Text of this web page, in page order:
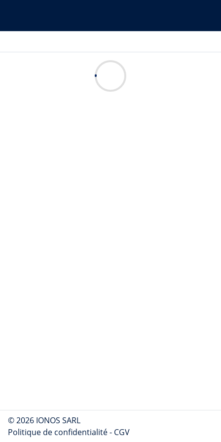
© 2026 IONOS SARL
Politique de confidentialité- CGV